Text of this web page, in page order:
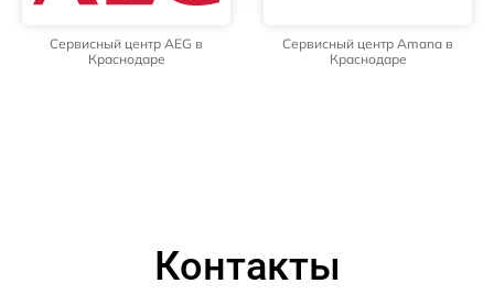
Сервисный центр AEG в
Краснодаре
Сервисный центр Amana в
Краснодаре
Контакты